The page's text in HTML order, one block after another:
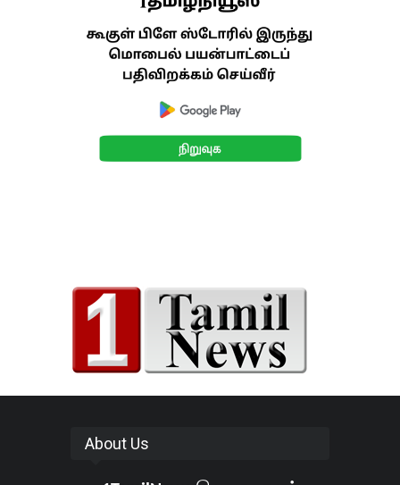
About Us